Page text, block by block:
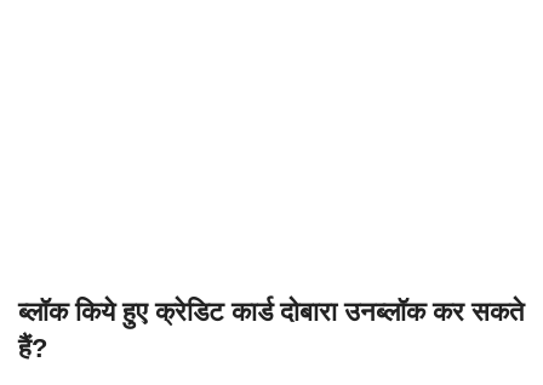
ब्लॉक किये हुए क्रेडिट कार्ड दोबारा उनब्लॉक कर सकते
हैं?